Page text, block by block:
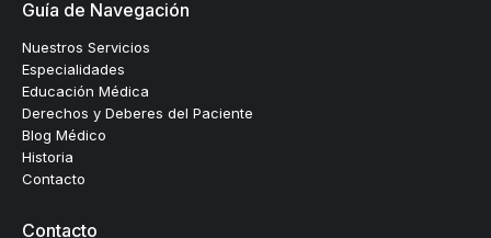
Guía de Navegación
Nuestros Servicios
Especialidades
Educación Médica
Derechos y Deberes del Paciente
Blog Médico
Historia
Contacto
Contacto